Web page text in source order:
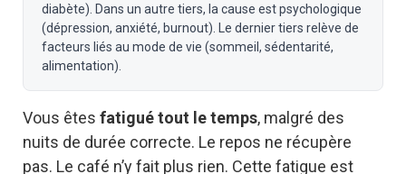
diabète). Dans un autre tiers, la cause est psychologique
(dépression, anxiété, burnout). Le dernier tiers relève de
facteurs liés au mode de vie (sommeil, sédentarité,
alimentation).
Vous êtes fatigué tout le temps, malgré des
nuits de durée correcte. Le repos ne récupère
pas. Le café n’y fait plus rien. Cette fatigue est